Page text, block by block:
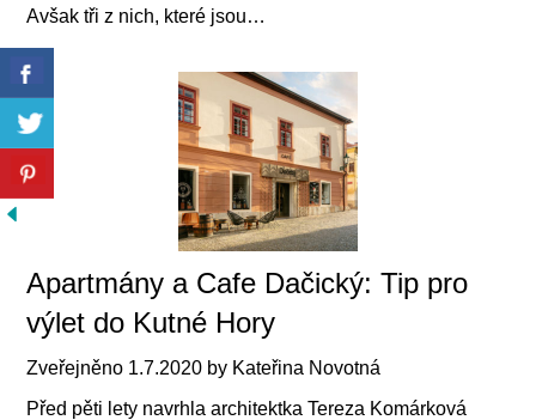
Avšak tři z nich, které jsou…
Apartmány a Cafe Dačický: Tip pro
výlet do Kutné Hory
Zveřejněno 1.7.2020 by Kateřina Novotná
Před pěti lety navrhla architektka Tereza Komárková